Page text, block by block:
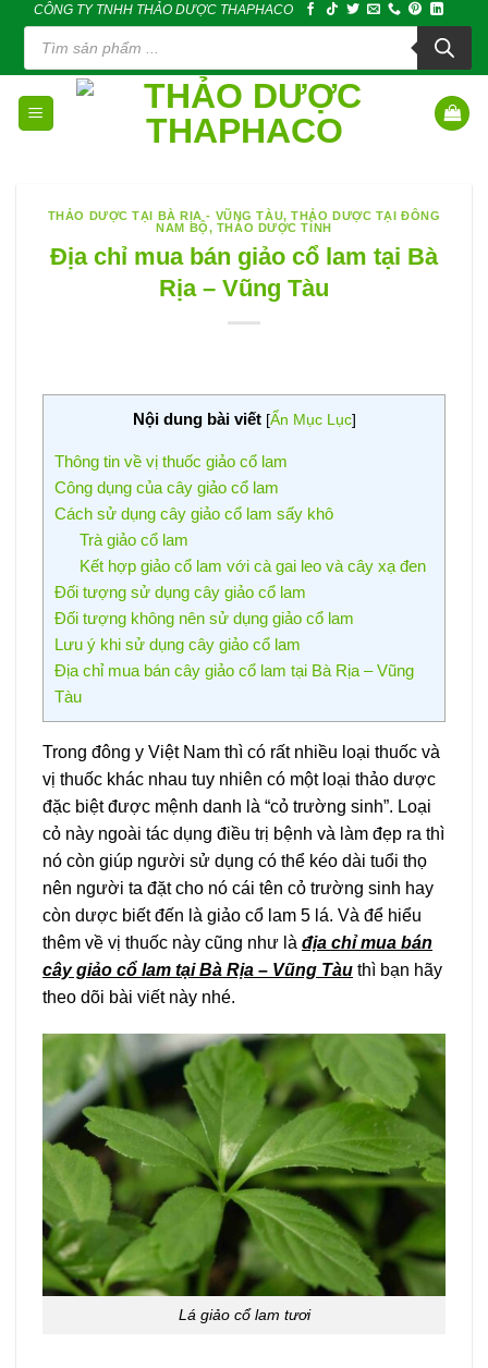
content
CÔNG TY TNHH THẢO DƯỢC THAPHACO
Tìm
kiếm
phẩm
THẢO DƯỢC TẠI BÀ RỊA - VŨNG TÀU,THẢO DƯỢC TẠI ĐÔNG
NAM BỘ, THẢO DƯỢC TỈNH
Địa chỉ mua bán giảo cổ lam tại Bà
Rịa – Vũng Tàu
Nội dung bài viết [Ẩn Mục Lục]
Thông tin về vị thuốc giảo cổ lam
Công dụng của cây giảo cổ lam
Cách sử dụng cây giảo cổ lam sấy khô
Trà giảo cổ lam
Kết hợp giảo cổ lam với cà gai leo và cây xạ đen
Đối tượng sử dụng cây giảo cổ lam
Đối tượng không nên sử dụng giảo cổ lam
Lưu ý khi sử dụng cây giảo cổ lam
Địa chỉ mua bán cây giảo cổ lam tại Bà Rịa – Vũng
Tàu
Trong đông y Việt Nam thì có rất nhiều loại thuốc và
vị thuốc khác nhau tuy nhiên có một loại thảo dược
đặc biệt được mệnh danh là “cỏ trường sinh”. Loại
cỏ này ngoài tác dụng điều trị bệnh và làm đẹp ra thì
nó còn giúp người sử dụng có thể kéo dài tuổi thọ
nên người ta đặt cho nó cái tên cỏ trường sinh hay
còn dược biết đến là giảo cổ lam 5 lá. Và để hiểu
thêm về vị thuốc này cũng như là địa chỉ mua bán
cây giảo cổ lam tại Bà Rịa – Vũng Tàu thì bạn hãy
theo dõi bài viết này nhé.
Lá giảo cổ lam tươi